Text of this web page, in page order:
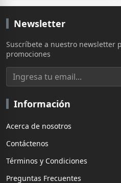
Newsletter
Suscríbete a nuestro newsletter
promociones
Información
Acerca de nosotros
Contáctenos
Términos y Condiciones
Preguntas Frecuentes